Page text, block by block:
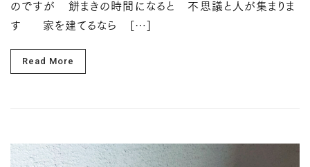
のですが 餅まきの時間になると 不思議と人が集まりま
す 家を建てるなら […]
Read More